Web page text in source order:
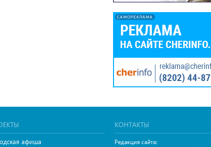
САМОРЕКЛАМА
афиша
КОНТАКТЫ
Редакция сайта: